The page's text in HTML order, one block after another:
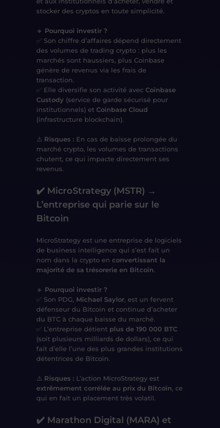
stocker des cryptos en toute simplicité.
🔹 Pourquoi investir ?
✅ Son chiffre d’affaires dépend directement
des volumes de trading crypto : plus les
marchés sont haussiers, plus Coinbase
génère de revenus via les frais de
transaction.
✅ Elle diversifie son activité avec Coinbase
Custody (service de garde sécurisé pour
institutionnels) et Coinbase Cloud
(infrastructure blockchain).
⚠️ Risques : En cas de baisse prolongée du
marché crypto, les volumes de transactions
chutent, ce qui impacte directement ses
revenus.
✔️ MicroStrategy (MSTR) →
L’entreprise qui parie sur le
Bitcoin
MicroStrategy est une entreprise de logiciels
de business intelligence qui s’est fait un
nom dans la crypto en convertissant la
majorité de sa trésorerie en Bitcoin.
🔹 Pourquoi investir ?
✅ Son PDG, Michael Saylor, est un fervent
défenseur du Bitcoin et continue d’acheter
du BTC à chaque baisse du marché.
✅ L’entreprise détient plus de 190 000 BTC
(soit plusieurs milliards de dollars), ce qui
fait d’elle l’une des plus grandes institutions
détentrices de Bitcoin.
⚠️ Risques : L’action MicroStrategy est
extrêmement corrélée au prix du Bitcoin, ce
qui en fait un placement très volatil.
✔️ Marathon Digital (MARA) et